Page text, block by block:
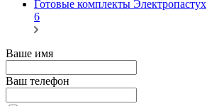
Готовые комплекты Электропастух
6
Ваше имя
Ваш телефон